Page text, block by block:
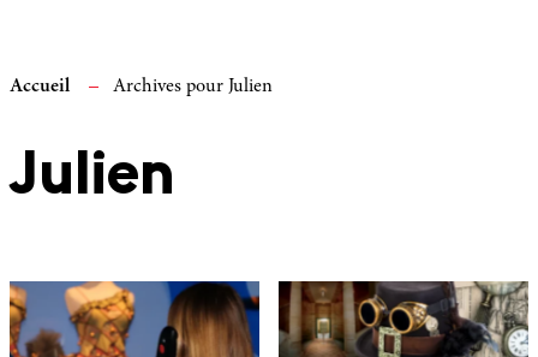
Accueil Archives pour Julien
Julien